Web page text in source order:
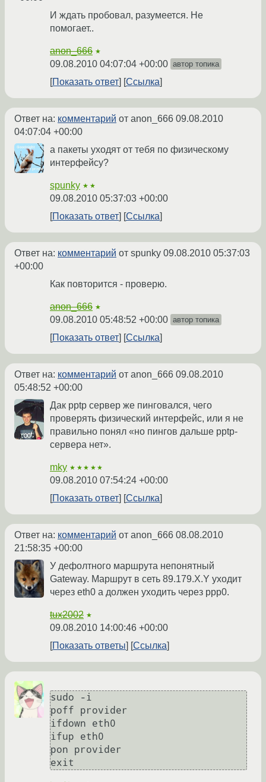
И ждать пробовал, разумеется. Не
помогает..
anon_666 ★
09.08.2010 04:07:04 +00:00 автор топика
Показать ответ Ссылка
Ответ на: комментарий от anon_666 09.08.2010
04:07:04 +00:00
а пакеты уходят от тебя по физическому
интерфейсу?
spunky ★★
09.08.2010 05:37:03 +00:00
Показать ответ
Ссылка
Ответ на: комментарий от spunky 09.08.2010 05:37:03
+00:00
Как повторится - проверю.
anon_666 ★
09.08.2010 05:48:52 +00:00 автор топика
Показать ответ Ссылка
Ответ на: комментарий от anon_666 09.08.2010
05:48:52 +00:00
Дак pptp сервер же пинговался, чего
проверять физический интерфейс, или я не
правильно понял «но пингов дальше pptp-
сервера нет».
mky ★★★★★
09.08.2010 07:54:24 +00:00
Показать ответ
Ссылка
Ответ на: комментарий от anon_666 08.08.2010
21:58:35 +00:00
У дефолтного маршрута непонятный
Gateway. Маршрут в сеть 89.179.X.Y уходит
через eth0 а должен уходить через ppp0.
tux2002 ★
09.08.2010 14:00:46 +00:00
Показать ответы
Ссылка
sudo -i
poff provider
ifdown eth0
ifup eth0
pon provider